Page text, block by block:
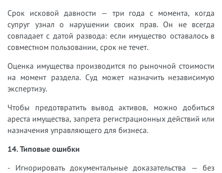
Срок исковой давности — три года с момента, когда
супруг узнал о нарушении своих прав. Он не всегда
совпадает с датой развода: если имущество оставалось в
совместном пользовании, срок не течет.
Оценка имущества производится по рыночной стоимости
на момент раздела. Суд может назначить независимую
экспертизу.
Чтобы предотвратить вывод активов, можно добиться
ареста имущества, запрета регистрационных действий или
назначения управляющего для бизнеса.
14. Типовые ошибки
- Игнорировать документальные доказательства — без